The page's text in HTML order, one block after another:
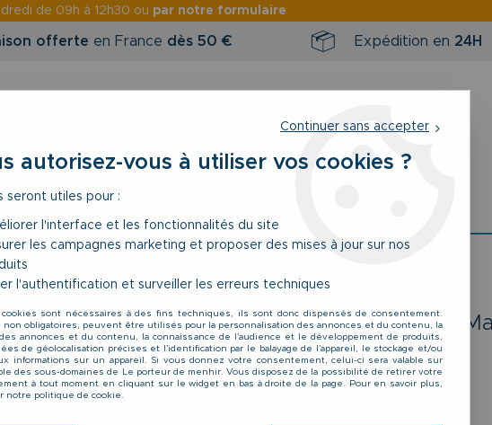
de 09h à 12h30 ou par notre formulaire
offerte en France dès 50 € Expédition en 24H
V à Boutons à Manches Courtes Rouge Lavecchia du 3XL au 8XL
T-Shirt Col V à Boutons à
Lavecchia du 3XL au 8XL
29,90 € TTC
Continuer sans accepter
autorisez-vous à utiliser vos cookies ?
seront utiles pour :
l'interface et les fonctionnalités du site
les campagnes marketing et proposer des mises à jour sur nos
l'authentification et surveiller les erreurs techniques
cookies sont nécessaires à des fins techniques, ils sont donc dispensés de consentement.
non obligatoires, peuvent être utilisés pour la personnalisation des annonces et du contenu, la
annonces et du contenu, la connaissance de l'audience et le développement de produits,
de géolocalisation précises et l'identification par le balayage de l'appareil, le stockage et/ou
informations sur un appareil. Si vous donnez votre consentement, celui-ci sera valable sur
des sous-domaines de Le porteur de menhir. Vous disposez de la possibilité de retirer votre
à tout moment en cliquant sur le widget en bas à droite de la page. Pour en savoir plus,
notre politique de cookie.